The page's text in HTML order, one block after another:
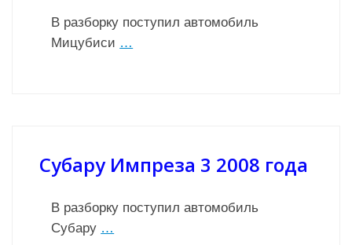
В разборку поступил автомобиль
Мицубиси …
Субару Импреза 3 2008 года
В разборку поступил автомобиль
Субару …